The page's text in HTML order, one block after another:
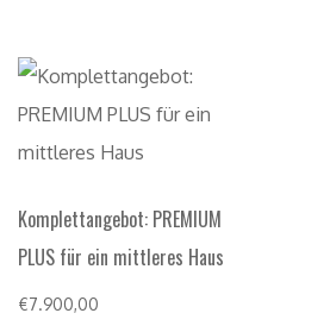
Komplettangebot: PREMIUM
PLUS für ein mittleres Haus
€7.900,00